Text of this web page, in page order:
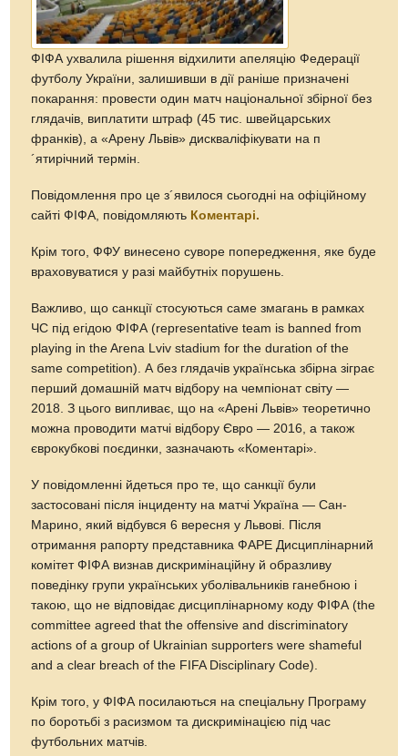
ФІФА ухвалила рішення відхилити апеляцію Федерації
футболу України, залишивши в дії раніше призначені
покарання: провести один матч національної збірної без
глядачів, виплатити штраф (45 тис. швейцарських
франків), а «Арену Львів» дискваліфікувати на п
´ятирічний термін.
Повідомлення про це з´явилося сьогодні на офіційному
сайті ФІФА, повідомляють Коментарі.
Крім того, ФФУ винесено суворе попередження, яке буде
враховуватися у разі майбутніх порушень.
Важливо, що санкції стосуються саме змагань в рамках
ЧС під егідою ФІФА (representative team is banned from
playing in the Arena Lviv stadium for the duration of the
same competition). А без глядачів українська збірна зіграє
перший домашній матч відбору на чемпіонат світу —
2018. З цього випливає, що на «Арені Львів» теоретично
можна проводити матчі відбору Євро — 2016, а також
єврокубкові поєдинки, зазначають «Коментарі».
У повідомленні йдеться про те, що санкції були
застосовані після інциденту на матчі Україна — Сан-
Марино, який відбувся 6 вересня у Львові. Після
отримання рапорту представника ФАРЕ Дисциплінарний
комітет ФІФА визнав дискримінаційну й образливу
поведінку групи українських уболівальників ганебною і
такою, що не відповідає дисциплінарному коду ФІФА (the
committee agreed that the offensive and discriminatory
actions of a group of Ukrainian supporters were shameful
and a clear breach of the FIFA Disciplinary Code).
Крім того, у ФІФА посилаються на спеціальну Програму
по боротьбі з расизмом та дискримінацією під час
футбольних матчів.